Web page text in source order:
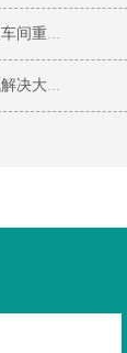
高承载更耐用！滚筒输送机满足车间重载自动化生产需求
车间托盘输送专用！滚筒输送机解决大件货物转运难题